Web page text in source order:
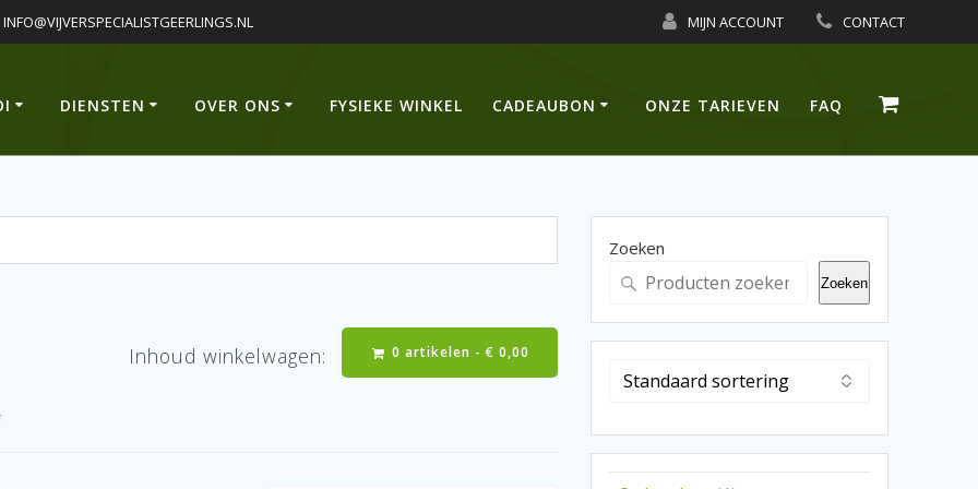
INFO@VIJVERSPECIALISTGEERLINGS.NL MIJN ACCOUNT CONTACT
DIENSTEN OVER ONS FYSIEKE WINKEL CADEAUBON ONZE TARIEVEN FAQ
Inhoud winkelwagen: 0 artikelen -€ 0,00
Zoeken
Zoeken